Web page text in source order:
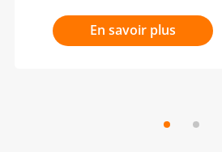
En savoir plus